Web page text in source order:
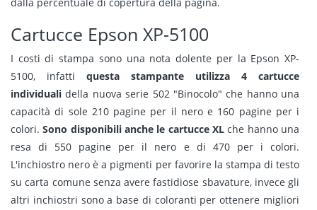
Cartucce Epson XP-5100
I costi di stampa sono una nota dolente per la Epson XP-
5100, infatti questa stampante utilizza 4 cartucce
individuali della nuova serie 502 "Binocolo" che hanno una
capacità di sole 210 pagine per il nero e 160 pagine per i
colori.Sono disponibili anche le cartucce XLche hanno una
resa di 550 pagine per il nero e di 470 per i colori.
L'inchiostro nero è a pigmenti per favorire la stampa di testo
su carta comune senza avere fastidiose sbavature, invece gli
altri inchiostri sono a base di coloranti per ottenere migliori